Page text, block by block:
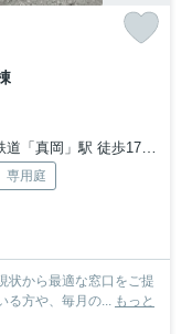
道「真岡」駅 徒歩17分
専用庭
状から最適な窓口をご提
る方や、毎月の... もっと